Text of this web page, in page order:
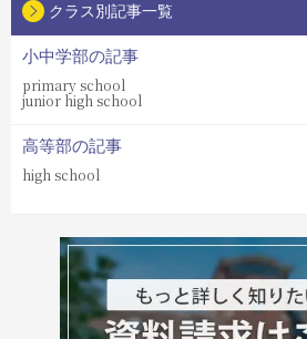
クラス別記事一覧
小中学部の記事
primary school
junior high school
高等部の記事
high school